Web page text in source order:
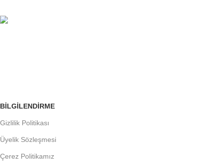
BILGILENDIRME
Gizlilik Politikası
Üyelik Sözleşmesi
Çerez Politikamız